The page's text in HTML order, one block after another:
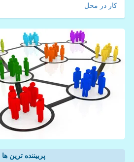
کار در محل
پربیننده ترین ها